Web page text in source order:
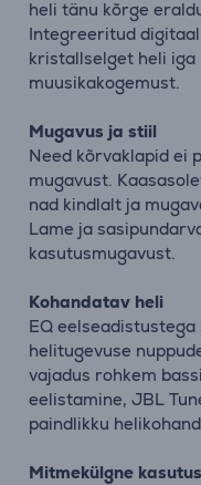
heli tänu kõrge
Integreeritud
kristallselget heli iga
muusikakogemust.
Mugavus ja stiil
Need kõrvaklapid ei
mugavust.
nad kindlalt ja
Lame ja
kasutusmugavust.
Kohandatav heli
EQ
helitugevuse
vajadus rohkem
eelistamine, JBL
paindlikku
Mitmekülgne kasutus